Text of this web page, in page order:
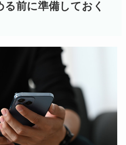
る前に準備しておく